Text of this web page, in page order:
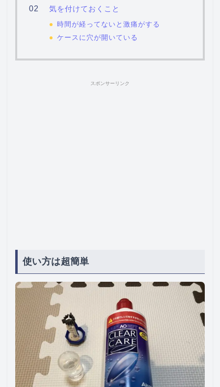
気を付けておくこと
時間が経ってないと激痛がする
ケースに穴が開いている
スポンサーリンク
使い方は超簡単